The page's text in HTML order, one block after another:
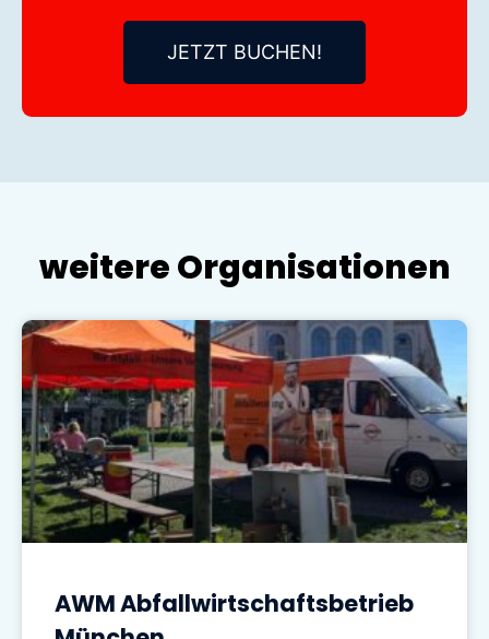
JETZT BUCHEN!
weitere Organisationen
AWM Abfallwirtschaftsbetrieb